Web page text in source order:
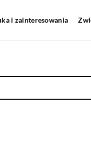
i zainteresowania